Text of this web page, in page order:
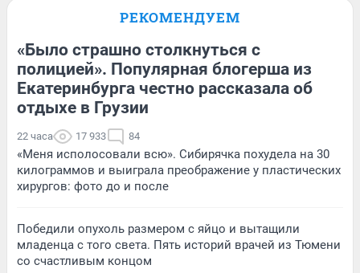
РЕКОМЕНДУЕМ
«Было страшно столкнуться с
полицией». Популярная блогерша из
Екатеринбурга честно рассказала об
отдыхе в Грузии
22 часа 17 933 84
«Меня исполосовали всю». Сибирячка похудела на 30
килограммов и выиграла преображение у пластических
хирургов: фото до и после
Победили опухоль размером с яйцо и вытащили
младенца с того света. Пять историй врачей из Тюмени
со счастливым концом